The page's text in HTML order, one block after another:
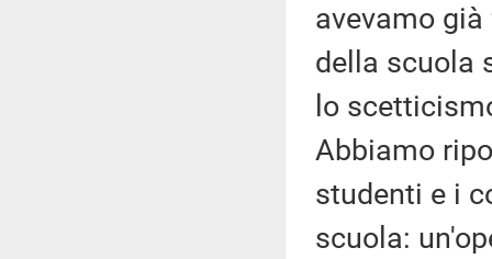
avevamo
della scuola
lo
Abbiamo
studenti e i
scuola: